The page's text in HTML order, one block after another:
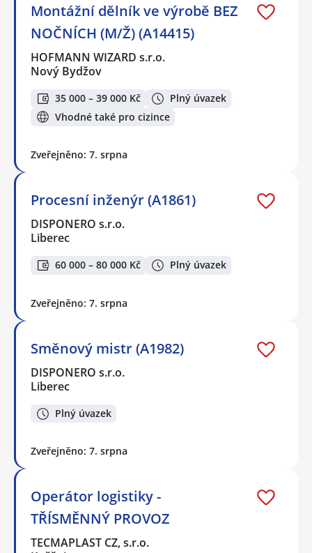
Montážní dělník ve výrobě BEZ
NOČNÍCH (M/Ž) (A14415)
HOFMANN WIZARD s.r.o.
Nový Bydžov
35 000 – 39 000 Kč
Plný úvazek
Vhodné také pro cizince
Zveřejněno: 7. srpna
Procesní inženýr (A1861)
DISPONERO s.r.o.
Liberec
60 000 – 80 000 Kč Plný úvazek
Zveřejněno: 7. srpna
Směnový mistr (A1982)
DISPONERO s.r.o.
Liberec
Plný úvazek
Zveřejněno: 7. srpna
Operátor logistiky -
TŘÍSMĚNNÝ PROVOZ
TECMAPLAST CZ, s.r.o.